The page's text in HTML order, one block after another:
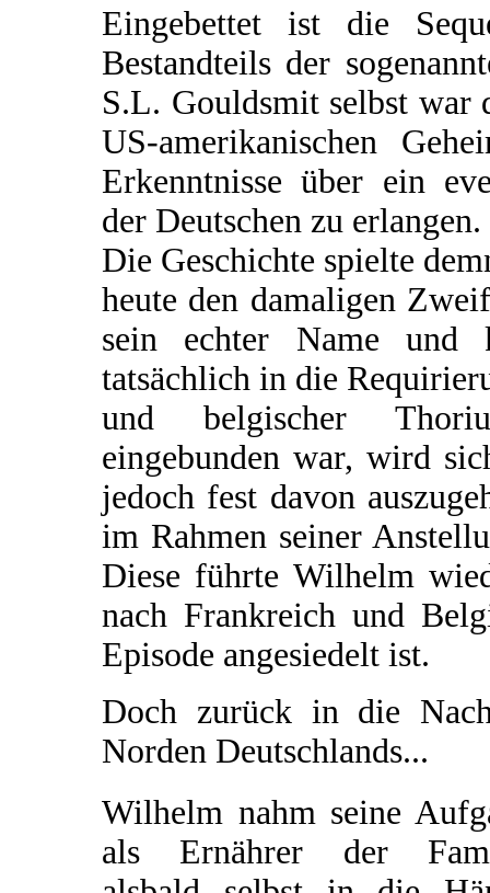
Eingebettet ist die
Bestandteils der
S.L. Gouldsmit selbst war
US-amerikanischen
Erkenntnisse über ein
der Deutschen zu erlangen.
Die Geschichte spielte
heute den damaligen
sein echter Name und
tatsächlich in die
und belgischer
eingebunden war, wird
jedoch fest davon
im Rahmen seiner
Diese führte Wilhelm
nach Frankreich und
Episode angesiedelt ist.
Doch zurück in die
Norden Deutschlands...
Wilhelm nahm seine
als Ernährer der